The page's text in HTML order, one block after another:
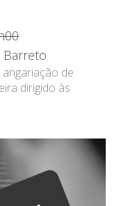
Barreto
de
dirigido às